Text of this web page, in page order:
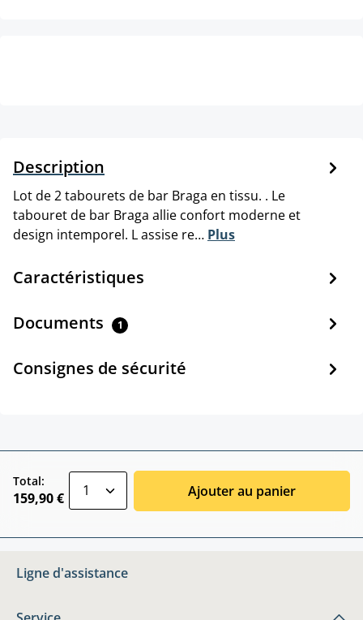
Description
Lot de 2 tabourets de bar Braga en tissu. . Le
tabouret de bar Braga allie confort moderne et
design intemporel. L assise re… Plus
Caractéristiques
Documents 1
Consignes de sécurité
Total:
159,90 € Ajouter au panier
Ligne d'assistance